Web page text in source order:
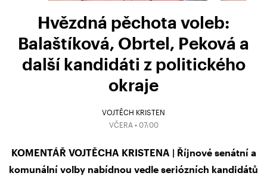
Hvězdná pěchota voleb:
Balaštíková, Obrtel, Peková a
další kandidáti z politického
okraje
VOJTĚCH KRISTEN
VČERA • 07:00
KOMENTÁŘ VOJTĚCHA KRISTENA | Říjnové senátní a
komunální volby nabídnou vedle seriózních kandidátů